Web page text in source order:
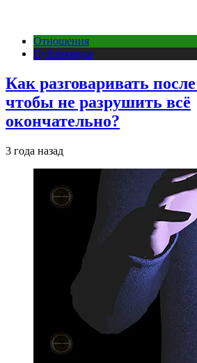
Отношения
Публикации
Как разговаривать
чтобы не разрушить всё
окончательно?
3 года назад